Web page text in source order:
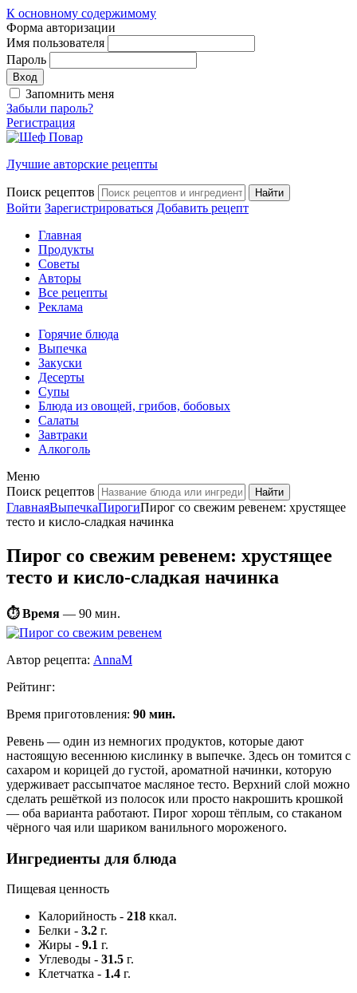
К основному содержимому
Форма авторизации
Имя пользователя
Пароль
Запомнить меня
Забыли пароль?
Регистрация
Лучшие авторские рецепты
Поиск рецептов
Войти Зарегистрироваться Добавить рецепт
Главная
Продукты
Советы
Авторы
Все рецепты
Реклама
Горячие блюда
Выпечка
Закуски
Десерты
Супы
Блюда из овощей, грибов, бобовых
Салаты
Завтраки
Алкоголь
Меню
Поиск рецептов
ГлавнаяВыпечкаПирогиПирог со свежим ревенем: хрустящее
тесто и кисло-сладкая начинка
Пирог со свежим ревенем: хрустящее
тесто и кисло-сладкая начинка
⏱ Время — 90 мин.
Автор рецепта: AnnaM
Рейтинг:
Время приготовления: 90 мин.
Ревень — один из немногих продуктов, которые дают
настоящую весеннюю кислинку в выпечке. Здесь он томится с
сахаром и корицей до густой, ароматной начинки, которую
удерживает рассыпчатое масляное тесто. Верхний слой можно
сделать решёткой из полосок или просто накрошить крошкой
— оба варианта работают. Пирог хорош тёплым, со стаканом
чёрного чая или шариком ванильного мороженого.
Ингредиенты для блюда
Пищевая ценность
Калорийность - 218 ккал.
Белки - 3.2 г.
Жиры - 9.1 г.
Углеводы - 31.5 г.
Клетчатка - 1.4 г.